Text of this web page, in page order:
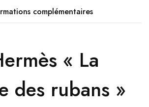
complémentaires
« La
des rubans »